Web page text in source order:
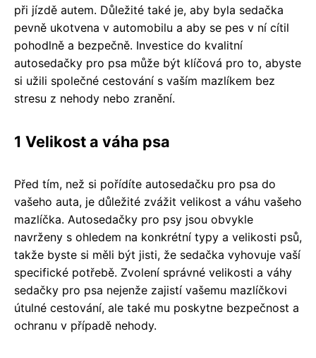
při jízdě autem. Důležité také je, aby byla sedačka
pevně ukotvena v automobilu a aby se pes v ní cítil
pohodlně a bezpečně. Investice do kvalitní
autosedačky pro psa může být klíčová pro to, abyste
si užili společné cestování s vaším mazlíkem bez
stresu z nehody nebo zranění.
1 Velikost a váha psa
Před tím, než si pořídíte autosedačku pro psa do
vašeho auta, je důležité zvážit velikost a váhu vašeho
mazlíčka. Autosedačky pro psy jsou obvykle
navrženy s ohledem na konkrétní typy a velikosti psů,
takže byste si měli být jisti, že sedačka vyhovuje vaší
specifické potřebě. Zvolení správné velikosti a váhy
sedačky pro psa nejenže zajistí vašemu mazlíčkovi
útulné cestování, ale také mu poskytne bezpečnost a
ochranu v případě nehody.